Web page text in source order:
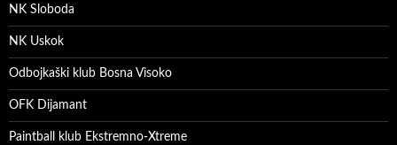
NK Sloboda
NK Uskok
Odbojkaški klub Bosna Visoko
OFK Dijamant
Paintball klub Ekstremno-Xtreme